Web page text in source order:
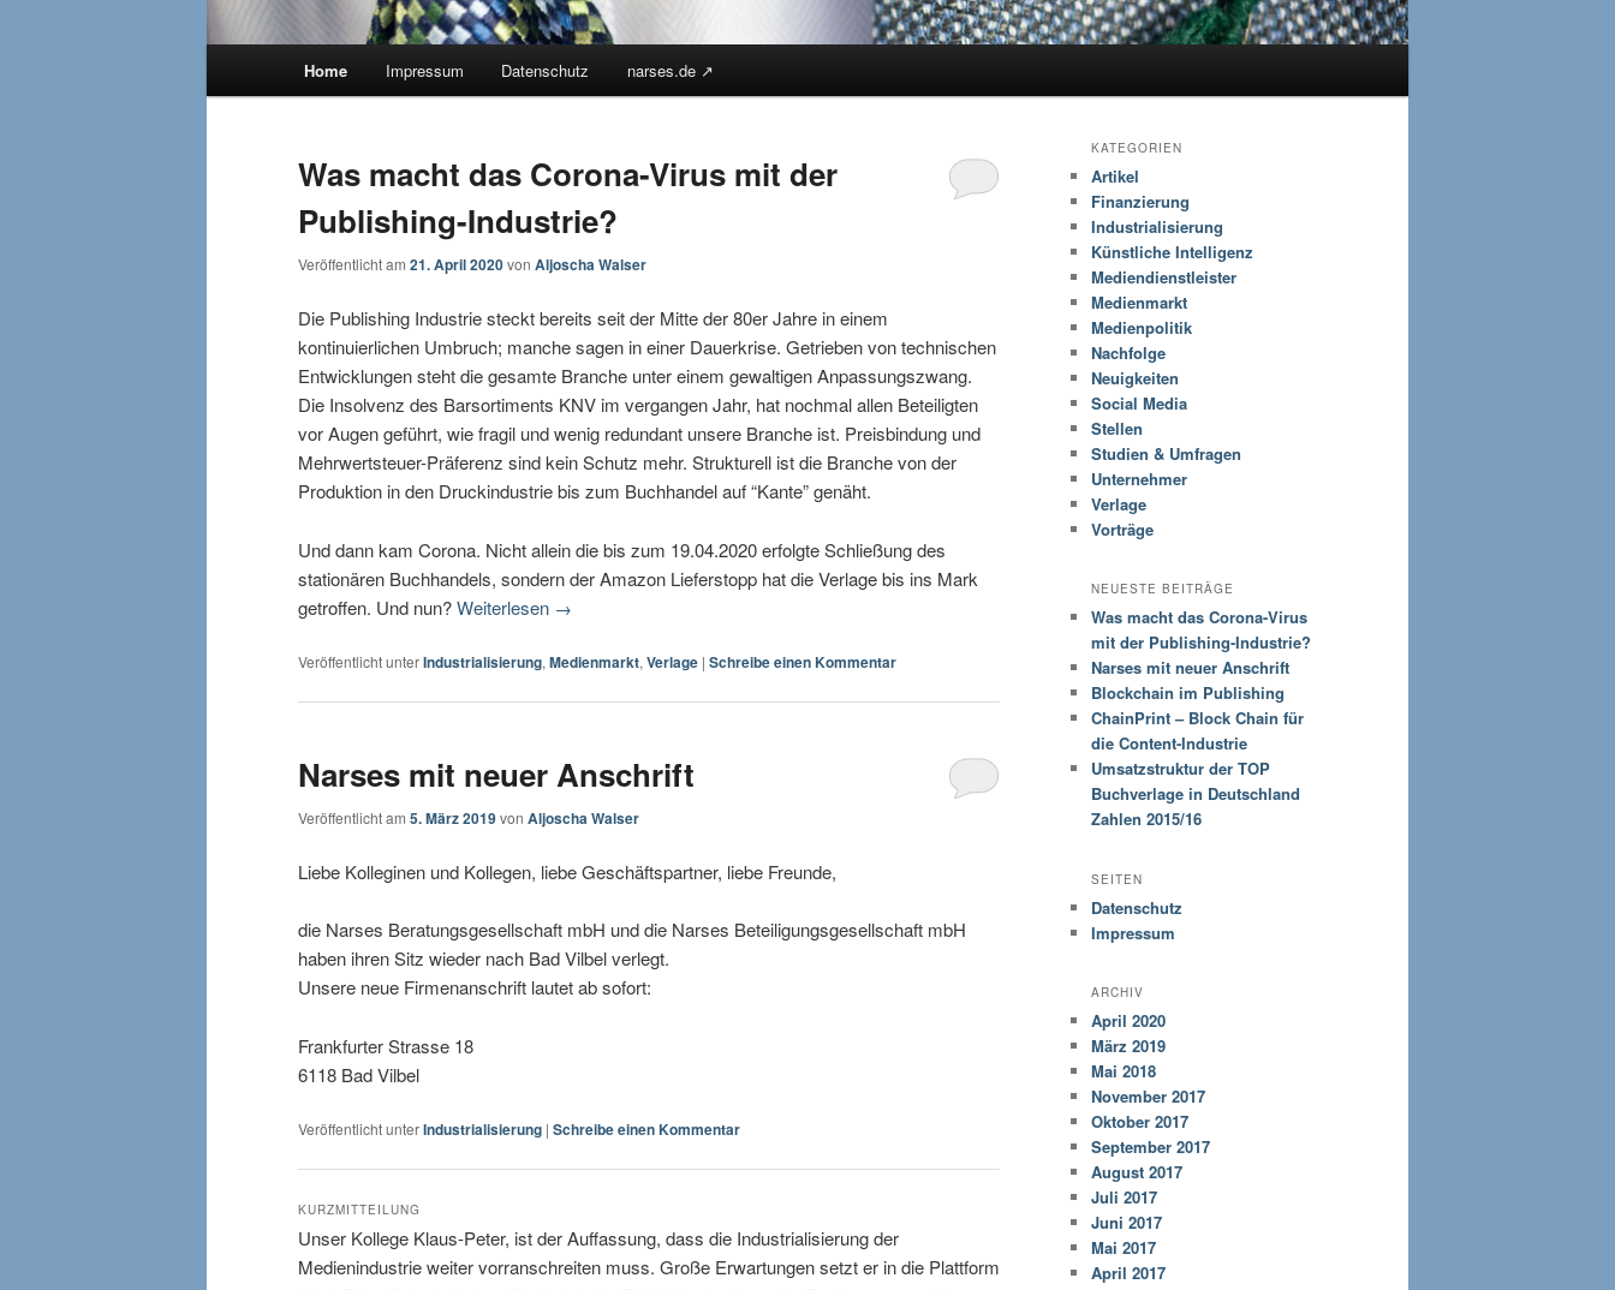
Home Impressum Datenschutz narses.de ↗︎
Was macht das Corona-Virus mit der
Publishing-Industrie?
Veröffentlicht am 21. April 2020von Aljoscha Walser
Die Publishing Industrie steckt bereits seit der Mitte der 80er Jahre in einem
kontinuierlichen Umbruch; manche sagen in einer Dauerkrise. Getrieben von technischen
Entwicklungen steht die gesamte Branche unter einem gewaltigen Anpassungszwang.
Die Insolvenz des Barsortiments KNV im vergangen Jahr, hat nochmal allen Beteiligten
vor Augen geführt, wie fragil und wenig redundant unsere Branche ist. Preisbindung und
Mehrwertsteuer-Präferenz sind kein Schutz mehr. Strukturell ist die Branche von der
Produktion in den Druckindustrie bis zum Buchhandel auf “Kante” genäht.
Und dann kam Corona. Nicht allein die bis zum 19.04.2020 erfolgte Schließung des
stationären Buchhandels, sondern der Amazon Lieferstopp hat die Verlage bis ins Mark
getroffen. Und nun?Weiterlesen →
Veröffentlicht unterIndustrialisierung, Medienmarkt, Verlage | Schreibe einen Kommentar
Narses mit neuer Anschrift
Veröffentlicht am 5. März 2019von Aljoscha Walser
Liebe Kolleginen und Kollegen, liebe Geschäftspartner, liebe Freunde,
die Narses Beratungsgesellschaft mbH und die Narses Beteiligungsgesellschaft mbH
haben ihren Sitz wieder nach Bad Vilbel verlegt.
Unsere neue Firmenanschrift lautet ab sofort:
Frankfurter Strasse 18
6118 Bad Vilbel
Veröffentlicht unterIndustrialisierung | Schreibe einen Kommentar
KURZMITTEILUNG
Unser Kollege Klaus-Peter, ist der Auffassung, dass die Industrialisierung der
Medienindustrie weiter vorranschreiten muss. Große Erwartungen setzt er in die Plattform
KATEGORIEN
Artikel
Finanzierung
Industrialisierung
Künstliche Intelligenz
Mediendienstleister
Medienmarkt
Medienpolitik
Nachfolge
Neuigkeiten
Social Media
Stellen
Studien & Umfragen
Unternehmer
Verlage
Vorträge
NEUESTE BEITRÄGE
Was macht das Corona-Virus
mit der Publishing-Industrie?
Narses mit neuer Anschrift
Blockchain im Publishing
ChainPrint – Block Chain für
die Content-Industrie
Umsatzstruktur der TOP
Buchverlage in Deutschland
Zahlen 2015/16
SEITEN
Datenschutz
Impressum
ARCHIV
April 2020
März 2019
Mai 2018
November 2017
Oktober 2017
September 2017
August 2017
Juli 2017
Juni 2017
Mai 2017
April 2017